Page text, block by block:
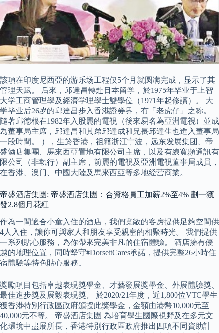
該項在印度尼西亞的游乐场工程仅5个月就圆满完成，显示了其
管理天赋。 后來，邱達昌轉赴日本留学，於1975年毕业于上智
大学工商管理學及經濟学理學士雙學位（1971年起修讀）。 大
学毕业后26岁的邱達昌步入香港證券界，有「老虎仔」之称。
隨著邱德根在1982年入股麗的電視（後來易名為亞洲電視）並成
為董事局主席，邱達昌和其弟邱達成和兄長邱達生也進入董事局
一段時間。 ），生於香港，祖籍浙江宁波，远东发展集团、帝
盛酒店集團、馬來西亞置地有限公司主席，以及有線寬頻通訊有
限公司（非執行）副主席，前麗的電視及亞洲電視董事局成員，
在香港、澳门、中國大陸及馬來西亞等多地经营商業。
帝盛酒店集團: 帝盛酒店集團：合資格員工加薪2%至4% 劃一獲
發2.8個月花紅
作為一間適合小童入住的酒店，我們寬敞的客房提供足夠空間供
4人入住，讓你可與家人和朋友享受親密的相聚時光。 我們提供
一系列貼心服務，為你帶來完美非凡的住宿體驗。 酒店擁有優
越的地理位置，同時堅守#DorsettCares承諾，提供完整26小時住
宿體驗等特色貼心服務。
獎勵項目包括卓越表現獎學金、才藝發展獎學金、外展體驗獎、
最佳進步獎及展毅表現獎。 於2020/21年度，近1,800位VTC學生
獲香港特別行政區政府頒授此獎學金，金額由港幣10,000元至
40,000元不等。 帝盛酒店集團 為培育學生國際視野及在多元文
化環境中盡展所長，香港特別行政區政府推出四項不同資助計